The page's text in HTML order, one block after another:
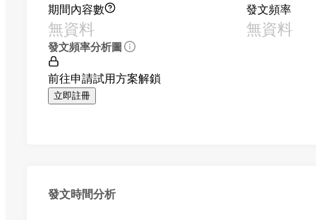
期間內容數
無資料
發文頻率
無資料
發文頻率分析圖
前往申請試用方案解鎖
立即註冊
發文時間分析